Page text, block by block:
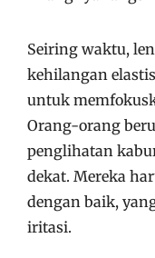
Seiring waktu,
kehilangan
untuk
Orang-orang
penglihatan
dekat. Mereka
dengan baik,
iritasi.